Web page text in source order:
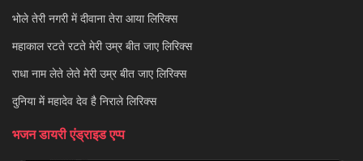
भोले तेरी नगरी में दीवाना तेरा आया लिरिक्स
महाकाल रटते रटते मेरी उम्र बीत जाए लिरिक्स
राधा नाम लेते लेते मेरी उम्र बीत जाए लिरिक्स
दुनिया में महादेव देव है निराले लिरिक्स
भजन डायरी एंड्राइड एप्प